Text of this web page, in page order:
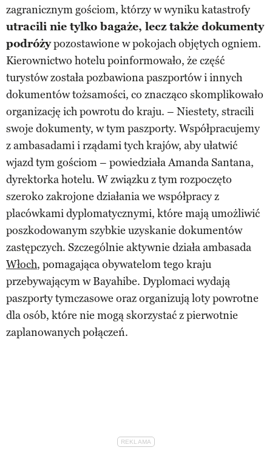
zagranicznym gościom, którzy w wyniku katastrofy
utracili nie tylko bagaże, lecz także dokumenty
podróżypozostawione w pokojach objętych ogniem.
Kierownictwo hotelu poinformowało, że część
turystów została pozbawiona paszportów i innych
dokumentów tożsamości, co znacząco skomplikowało
organizację ich powrotu do kraju. – Niestety, stracili
swoje dokumenty, w tym paszporty. Współpracujemy
z ambasadami i rządami tych krajów, aby ułatwić
wjazd tym gościom – powiedziała Amanda Santana,
dyrektorka hotelu. W związku z tym rozpoczęto
szeroko zakrojone działania we współpracy z
placówkami dyplomatycznymi, które mają umożliwić
poszkodowanym szybkie uzyskanie dokumentów
zastępczych. Szczególnie aktywnie działa ambasada
Włoch, pomagająca obywatelom tego kraju
przebywającym w Bayahibe. Dyplomaci wydają
paszporty tymczasowe oraz organizują loty powrotne
dla osób, które nie mogą skorzystać z pierwotnie
zaplanowanych połączeń.